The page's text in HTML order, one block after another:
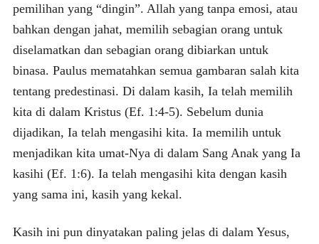
pemilihan yang “dingin”. Allah yang tanpa emosi, atau
bahkan dengan jahat, memilih sebagian orang untuk
diselamatkan dan sebagian orang dibiarkan untuk
binasa. Paulus mematahkan semua gambaran salah kita
tentang predestinasi. Di dalam kasih, Ia telah memilih
kita di dalam Kristus (Ef. 1:4-5). Sebelum dunia
dijadikan, Ia telah mengasihi kita. Ia memilih untuk
menjadikan kita umat-Nya di dalam Sang Anak yang Ia
kasihi (Ef. 1:6). Ia telah mengasihi kita dengan kasih
yang sama ini, kasih yang kekal.
Kasih ini pun dinyatakan paling jelas di dalam Yesus,